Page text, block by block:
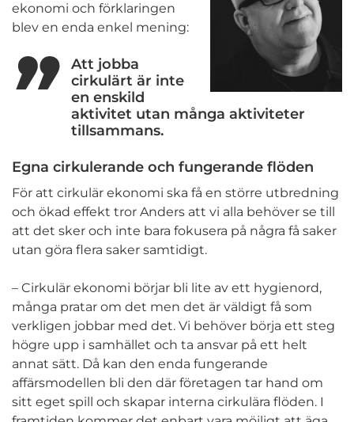
ekonomi och förklaringen
blev en enda enkel mening:
Att jobba
cirkulärt är inte
en enskild
aktivitet utan många aktiviteter
tillsammans.
Egna cirkulerande och fungerande flöden
För att cirkulär ekonomi ska få en större utbredning
och ökad effekt tror Anders att vi alla behöver se till
att det sker och inte bara fokusera på några få saker
utan göra flera saker samtidigt.
– Cirkulär ekonomi börjar bli lite av ett hygienord,
många pratar om det men det är väldigt få som
verkligen jobbar med det. Vi behöver börja ett steg
högre upp i samhället och ta ansvar på ett helt
annat sätt. Då kan den enda fungerande
affärsmodellen bli den där företagen tar hand om
sitt eget spill och skapar interna cirkulära flöden. I